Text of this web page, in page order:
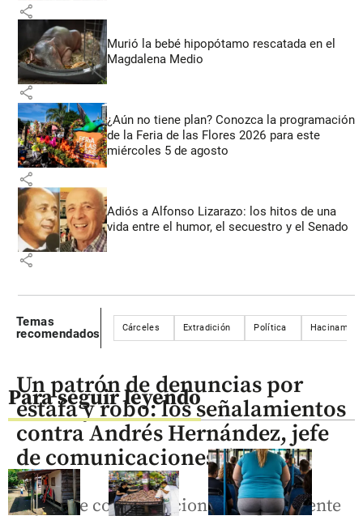
share
Murió la bebé hipopótamo rescatada en el
Magdalena Medio
share
¿Aún no tiene plan? Conozca la programación
de la Feria de las Flores 2026 para este
miércoles 5 de agosto
share
Adiós a Alfonso Lizarazo: los hitos de una
vida entre el humor, el secuestro y el Senado
share
Temas
recomendados
Cárceles Extradición Política
Para seguir leyendo
Un patrón de denuncias por
estafa y robo: los señalamientos
contra Andrés Hernández, jefe
de comunicaciones de Petro
El jefe de comunicaciones del presidente